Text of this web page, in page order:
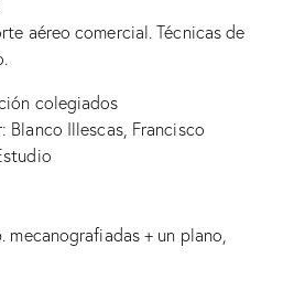
aéreo comercial. Técnicas de
colegiados
Blanco Illescas, Francisco
+ un plano,